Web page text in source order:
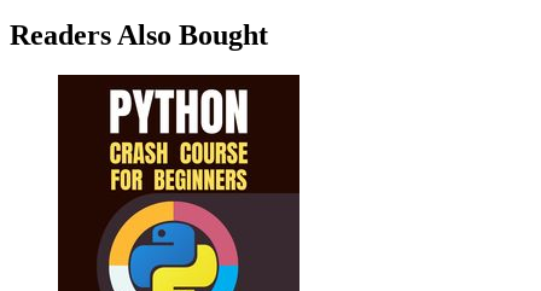
Readers Also Bought